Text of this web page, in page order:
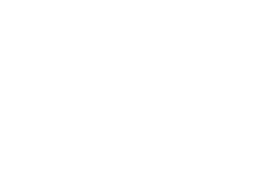
নাম নেই, পথে পথে